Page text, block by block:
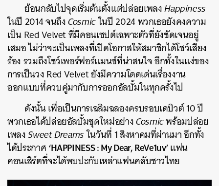
ย้อนกลับไปจุดเริ่มต้นตั้งแต่ปล่อยเพลงHappiness
ในปี 2014 จนถึงCosmicในปี 2024 พวกเธอยังคงความ
เป็น Red Velvet ที่มีคอนเซปต์เฉพาะตัวที่ยังชัดเจนอยู่
เสมอ ไม่ว่าจะเป็นเพลงที่เปิดโอกาสให้สมาชิกได้โชว์เสียง
ร้อง รวมถึงโชว์เพอร์ฟอร์แมนซ์ที่น่าสนใจ อีกทั้งในแง่ของ
การเป็นวง Red Velvet ยังมีความโดดเด่นเรื่องงาน
ออกแบบที่ควบคู่มากับการออกอัลบั้มในทุกครั้งไป
ดังนั้น เพื่อเป็นการเฉลิมฉลองครบรอบเดบิวต์ 10 ปี
พวกเธอได้ปล่อยอัลบั้มชุดใหม่อย่างCosmicพร้อมปล่อย
เพลงSweet Dreamsในวันที่ 1 สิงหาคมที่ผ่านมา อีกทั้ง
ได้ประกาศ‘HAPPINESS : My Dear, ReVe1uv’แฟน
คอนเสิร์ตที่จะได้พบปะกับเหล่าแฟนคลับชาวไทย